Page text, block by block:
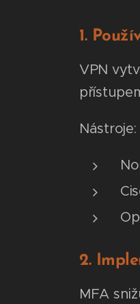
1.
VPN
Nástroje:
2.
MFA